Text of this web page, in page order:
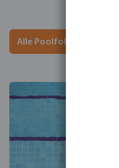
Alle Poolfolien anzeigen